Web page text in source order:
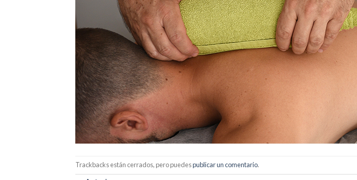
Trackbacks están cerrados, pero puedespublicar un comentario.